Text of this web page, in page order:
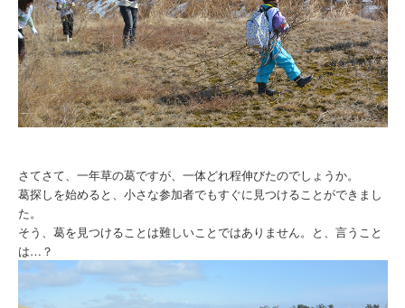
さてさて、一年草の葛ですが、一体どれ程伸びたのでしょうか。
葛探しを始めると、小さな参加者でもすぐに見つけることができまし
た。
そう、葛を見つけることは難しいことではありません。と、言うこと
は…？